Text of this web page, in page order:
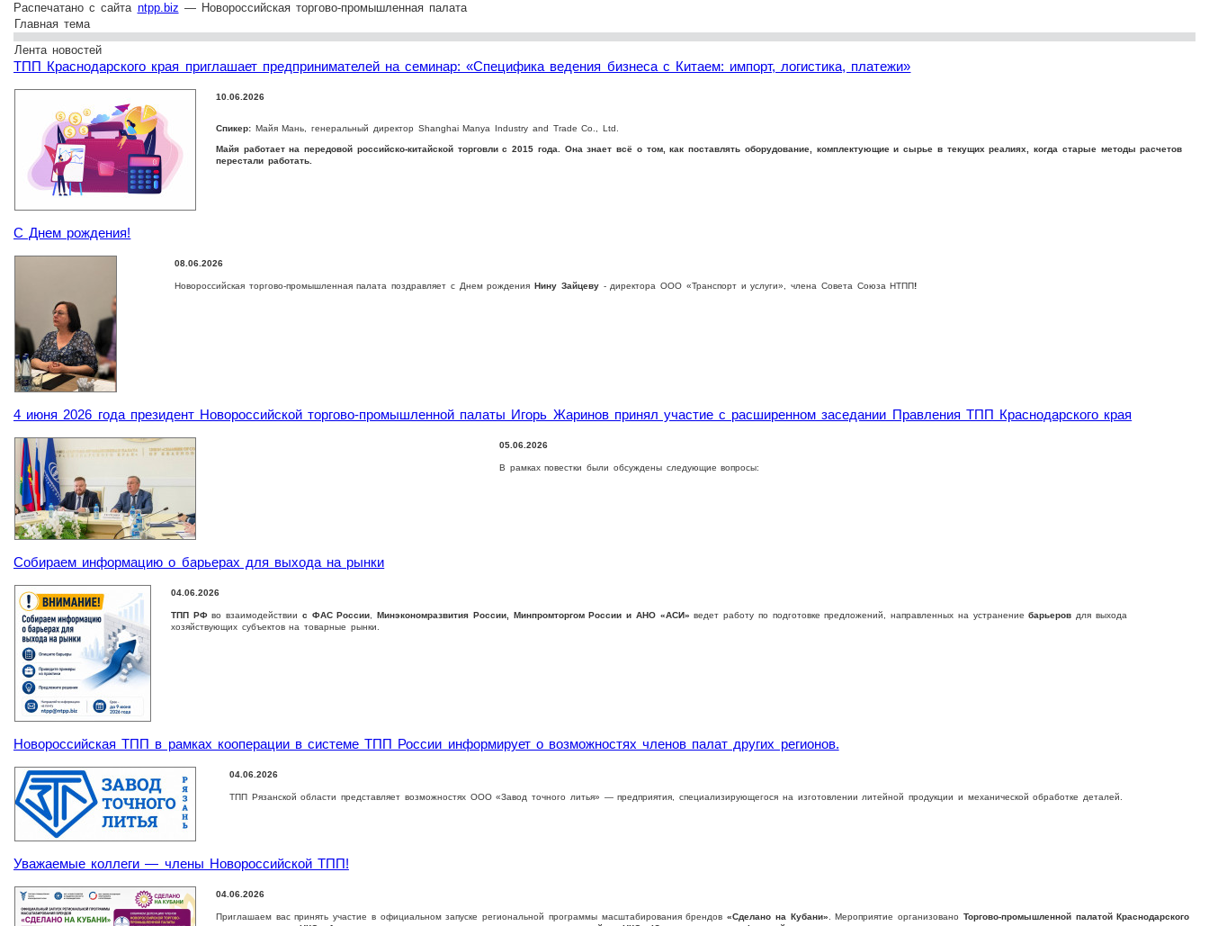
Распечатано с сайта ntpp.biz — Новороссийская торгово-промышленная палата
Главная тема
Лента новостей
ТПП Краснодарского края приглашает предпринимателей на семинар: «Специфика ведения бизнеса с Китаем: импорт, логистика, платежи»
10.06.2026
Спикер: Майя Мань, генеральный директор Shanghai Manya Industry and Trade Co., Ltd.
Майя работает на передовой российско-китайской торговли с 2015 года. Она знает всё о том, как поставлять оборудование, комплектующие и сырье в текущих реалиях, когда старые методы расчетов
перестали работать.
С Днем рождения!
08.06.2026
Новороссийская торгово-промышленная палата поздравляет с Днем рожденияНину Зайцеву- директора ООО «Транспорт и услуги», члена Совета Союза НТПП!
4 июня 2026 года президент Новороссийской торгово-промышленной палаты Игорь Жаринов принял участие с расширенном заседании Правления ТПП Краснодарского края
05.06.2026
В рамках повестки были обсуждены следующие вопросы:
Собираем информацию о барьерах для выхода на рынки
04.06.2026
ТПП РФво взаимодействии с ФАС России ,Минэкономразвития России, Минпромторгом России и АНО «АСИ»ведет работу по подготовке предложений, направленных на устранениебарьеров для выхода
хозяйствующих субъектов на товарные рынки.
Новороссийская ТПП в рамках кооперации в системе ТПП России информирует о возможностях членов палат других регионов.
04.06.2026
ТПП Рязанской области представляет возможностях ООО «Завод точного литья» — предприятия, специализирующегося на изготовлении литейной продукции и механической обработке деталей.
Уважаемые коллеги — члены Новороссийской ТПП!
04.06.2026
Приглашаем вас принять участие в официальном запуске региональной программы масштабирования брендов«Сделано на Кубани» . Мероприятие организовано Торгово-промышленной палатой Краснодарского